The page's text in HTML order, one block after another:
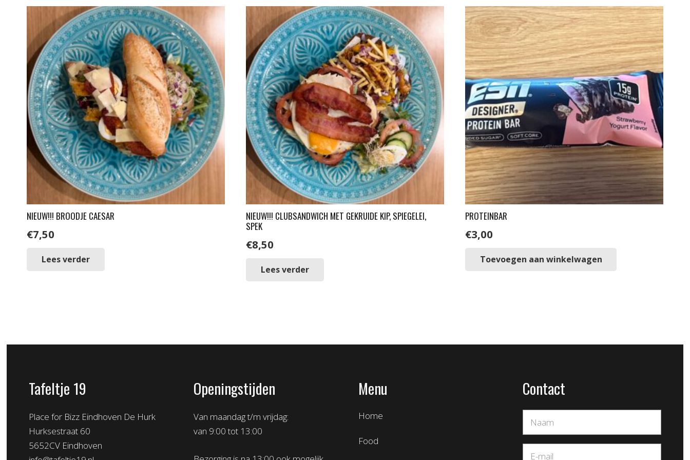
NIEUW!!! BROODJE CAESAR
€7,50
Lees verder
NIEUW!!! CLUBSANDWICH MET GEKRUIDE KIP, SPIEGELEI,
SPEK
€8,50
Lees verder
PROTEINBAR
€3,00
Toevoegen aan winkelwagen
Tafeltje 19
Place for Bizz Eindhoven De Hurk
Hurksestraat 60
5652CV Eindhoven
Openingstijden
Van maandag t/m vrijdag:
van 9:00 tot 13:00
Menu
Home
Food
Contact